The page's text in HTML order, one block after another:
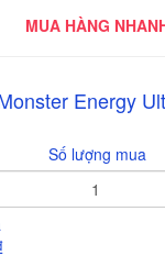
MUA HÀNG
Energy
Số lượng mua